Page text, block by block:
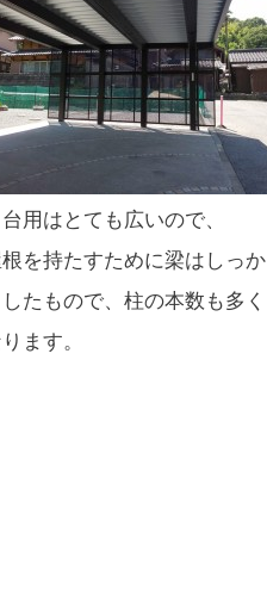
台用はとても広いので、
を持たすために梁はしっか
したもので、柱の本数も多く
ます。